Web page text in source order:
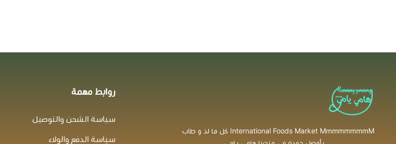
International Foods Market MmmmmmmmM كل ما لذ و طاب
روابط مهمة
سياسة الشحن والتوصيل
سياسة الدفع والولاء